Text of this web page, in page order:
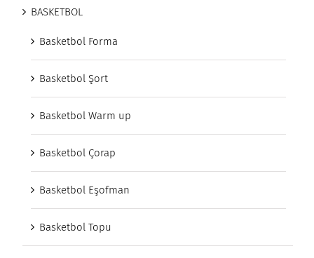
BASKETBOL
Basketbol Forma
Basketbol Şort
Basketbol Warm up
Basketbol Çorap
Basketbol Eşofman
Basketbol Topu